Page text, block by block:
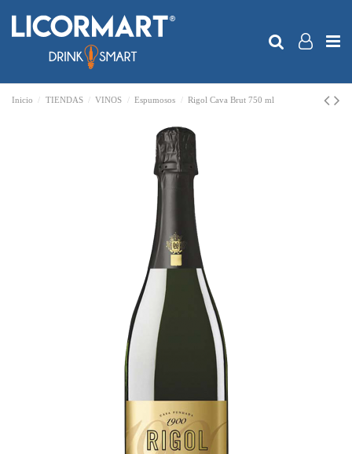
Inicio TIENDAS VINOS Espumosos Rigol Cava Brut 750 ml